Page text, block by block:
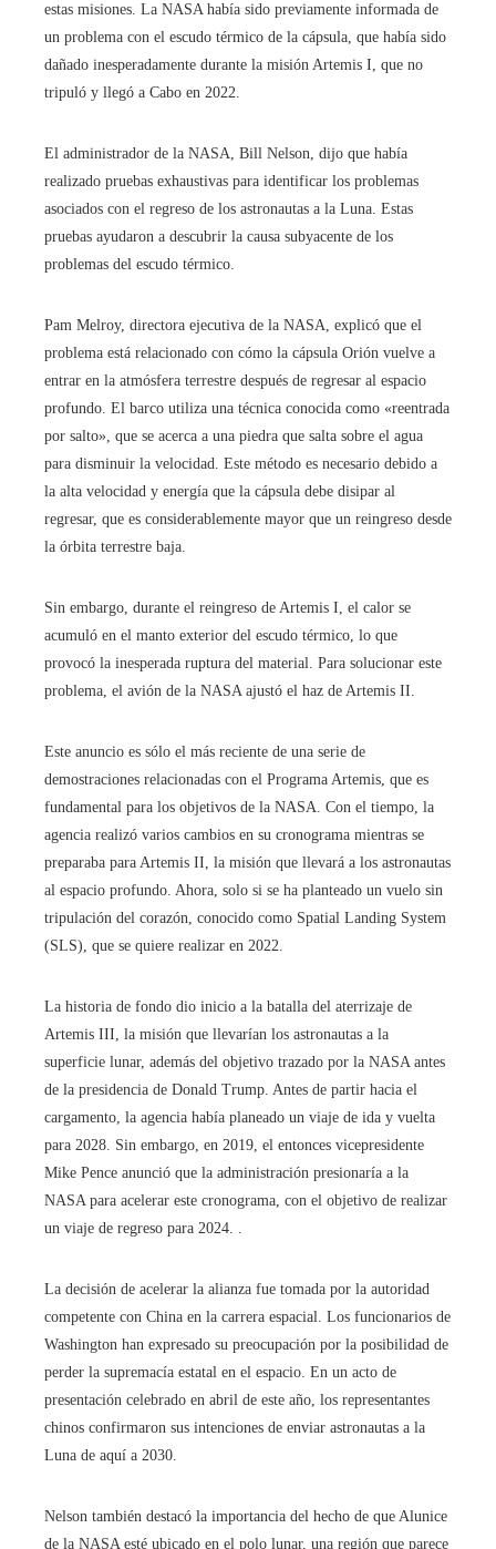
estas misiones. La NASA había sido previamente informada de
un problema con el escudo térmico de la cápsula, que había sido
dañado inesperadamente durante la misión Artemis I, que no
tripuló y llegó a Cabo en 2022.
El administrador de la NASA, Bill Nelson, dijo que había
realizado pruebas exhaustivas para identificar los problemas
asociados con el regreso de los astronautas a la Luna. Estas
pruebas ayudaron a descubrir la causa subyacente de los
problemas del escudo térmico.
Pam Melroy, directora ejecutiva de la NASA, explicó que el
problema está relacionado con cómo la cápsula Orión vuelve a
entrar en la atmósfera terrestre después de regresar al espacio
profundo. El barco utiliza una técnica conocida como «reentrada
por salto», que se acerca a una piedra que salta sobre el agua
para disminuir la velocidad. Este método es necesario debido a
la alta velocidad y energía que la cápsula debe disipar al
regresar, que es considerablemente mayor que un reingreso desde
la órbita terrestre baja.
Sin embargo, durante el reingreso de Artemis I, el calor se
acumuló en el manto exterior del escudo térmico, lo que
provocó la inesperada ruptura del material. Para solucionar este
problema, el avión de la NASA ajustó el haz de Artemis II.
Este anuncio es sólo el más reciente de una serie de
demostraciones relacionadas con el Programa Artemis, que es
fundamental para los objetivos de la NASA. Con el tiempo, la
agencia realizó varios cambios en su cronograma mientras se
preparaba para Artemis II, la misión que llevará a los astronautas
al espacio profundo. Ahora, solo si se ha planteado un vuelo sin
tripulación del corazón, conocido como Spatial Landing System
(SLS), que se quiere realizar en 2022.
La historia de fondo dio inicio a la batalla del aterrizaje de
Artemis III, la misión que llevarían los astronautas a la
superficie lunar, además del objetivo trazado por la NASA antes
de la presidencia de Donald Trump. Antes de partir hacia el
cargamento, la agencia había planeado un viaje de ida y vuelta
para 2028. Sin embargo, en 2019, el entonces vicepresidente
Mike Pence anunció que la administración presionaría a la
NASA para acelerar este cronograma, con el objetivo de realizar
un viaje de regreso para 2024. .
La decisión de acelerar la alianza fue tomada por la autoridad
competente con China en la carrera espacial. Los funcionarios de
Washington han expresado su preocupación por la posibilidad de
perder la supremacía estatal en el espacio. En un acto de
presentación celebrado en abril de este año, los representantes
chinos confirmaron sus intenciones de enviar astronautas a la
Luna de aquí a 2030.
Nelson también destacó la importancia del hecho de que Alunice
de la NASA esté ubicado en el polo lunar, una región que parece